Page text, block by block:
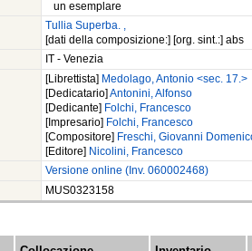
un esemplare
Tullia Superba. ,
[dati della composizione:] [org. sint.:] abs
IT - Venezia
[Librettista]
Medolago, Antonio <sec. 17.>
[Dedicatario] Antonini, Alfonso
[Dedicante]
Folchi, Francesco
[Impresario]
Folchi, Francesco
[Compositore]
Freschi, Giovanni
[Editore]
Nicolini, Francesco
Versione online (Inv. 060002468)
MUS0323158